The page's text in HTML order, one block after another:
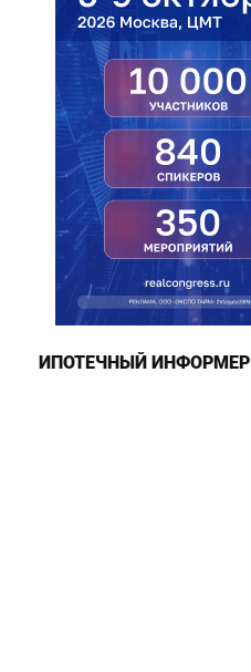
ИПОТЕЧНЫЙ ИНФОРМЕР